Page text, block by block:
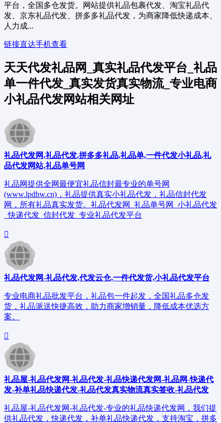
平台，全国多仓发货。网站提供礼品包裹代发、淘宝礼品代
发、京东礼品代发、拼多多礼品代发，为商家降低快递成本、
人力成...
链接直达手机查看
天天代发礼品网_真实礼品代发平台_礼品
单一件代发_真实发货真实物流_专业电商
小礼品代发网站相关网址
礼品代发网,礼品代发,拼多多礼品,礼品单,一件代发小礼品,礼
品代发网站,礼品单号网
礼品网提供全网最便宜礼品信封最专业的单号网
(www.lpdhw.cn)，礼品提供真实小礼品代发，礼品信封代发
网，所有礼品真实发货。礼品代发网_礼品单号网_小礼品代发
_快递代发_信封代发_专业礼品代发平台
礼品代发网-礼品代发,代发云仓,一件代发货,小礼品代发平台
专业电商礼品批发平台，礼品包一件起发，全国礼品多仓发
货，礼品派送快捷高效，助力商家增销量，降低成本优选方
案。
礼品屋-礼品代发网-礼品代发-礼品快递代发网-礼品网-快递代
发-补单礼品快递代发-礼品代发真实物流真实签收-礼品代发
礼品屋-礼品代发网-礼品代发-专业的礼品快递代发网，我们提
供礼品代发，快递代发，补单礼品快递代发，支持淘宝，拼多